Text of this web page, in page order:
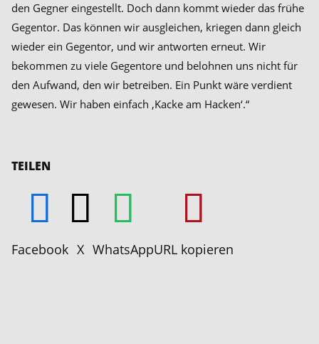
den Gegner eingestellt. Doch dann kommt wieder das frühe
Gegentor. Das können wir ausgleichen, kriegen dann gleich
wieder ein Gegentor, und wir antworten erneut. Wir
bekommen zu viele Gegentore und belohnen uns nicht für
den Aufwand, den wir betreiben. Ein Punkt wäre verdient
gewesen. Wir haben einfach ‚Kacke am Hacken‘.“
TEILEN
Facebook X WhatsAppURL kopieren